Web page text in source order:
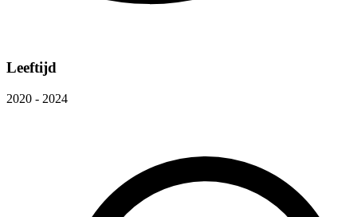
Leeftijd
2020 - 2024